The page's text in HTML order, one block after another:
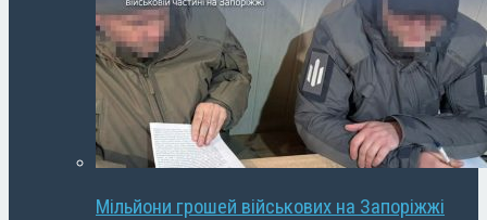
Мільйони грошей військових на Запоріжжі